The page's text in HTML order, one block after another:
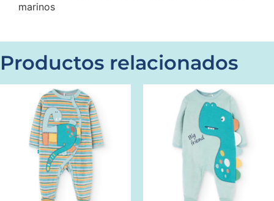
marinos
Productos relacionados